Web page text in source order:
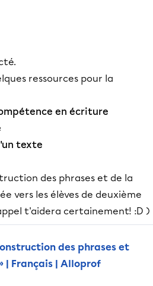
ressources pour la
en écriture
texte
des phrases et de la
vers les élèves de deuxième
t'aidera certainement! :D )
des phrases et
| Français | Alloprof